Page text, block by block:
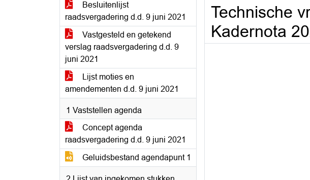
Besluitenlijst
raadsvergadering d.d. 9 juni 2021
Vastgesteld en getekend
verslag raadsvergadering d.d. 9
juni 2021
Lijst moties en
amendementen d.d. 9 juni 2021
1 Vaststellen agenda
Concept agenda
raadsvergadering d.d. 9 juni 2021
Geluidsbestand agendapunt 1
Technische
Kadernota